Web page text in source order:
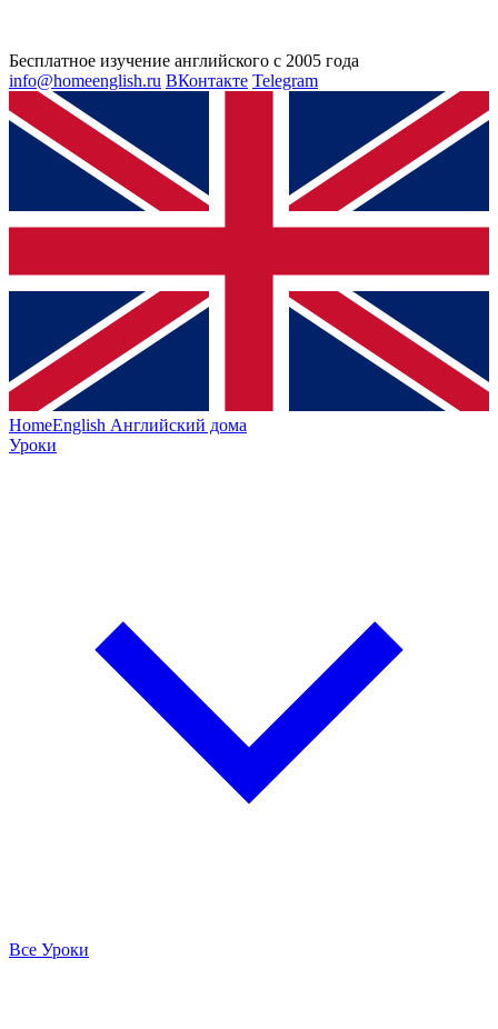
Бесплатное изучение английского с 2005 года
info@homeenglish.ru ВКонтакте Telegram
HomeEnglish Английский дома
Уроки
Все Уроки